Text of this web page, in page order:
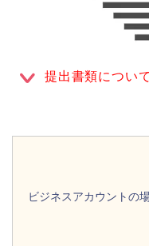
提出書類につい
ビジネスアカウントの